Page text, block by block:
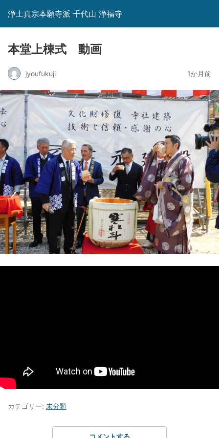
浄土真宗本願寺派 千代山 浄福寺
本堂上棟式 動画
jyoufukuji 1か月前
カテゴリー: 未分類